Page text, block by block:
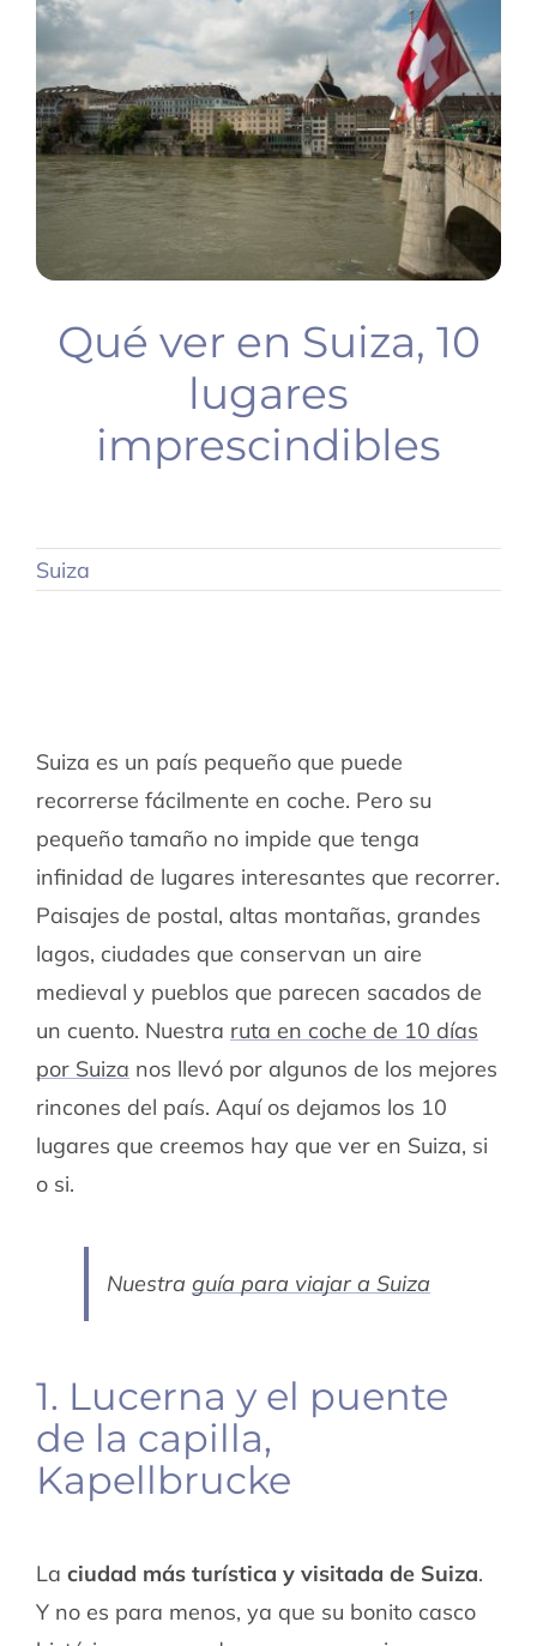
BUCEO
PLANIFICA TU VIAJE
Qué ver en Suiza, 10
lugares
imprescindibles
Suiza
Suiza es un país pequeño que puede
recorrerse fácilmente en coche. Pero su
pequeño tamaño no impide que tenga
infinidad de lugares interesantes que recorrer.
Paisajes de postal, altas montañas, grandes
lagos, ciudades que conservan un aire
medieval y pueblos que parecen sacados de
un cuento. Nuestra ruta en coche de 10 días
por Suiza nos llevó por algunos de los mejores
rincones del país. Aquí os dejamos los 10
lugares que creemos hay que ver en Suiza, si
o si.
Nuestra guía para viajar a Suiza
1. Lucerna y el puente
de la capilla,
Kapellbrucke
La ciudad más turística y visitada de Suiza.
Y no es para menos, ya que su bonito casco